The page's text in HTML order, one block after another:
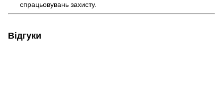
спрацьовувань захисту.
Відгуки